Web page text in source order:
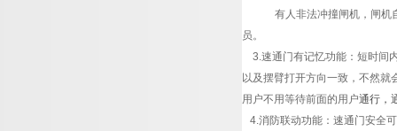
有人非法冲撞闸机，闸机
员。
3.速通门有记忆功能：短时间
以及摆臂打开方向一致，不然
用户不用等待前面的用户通行，
4.消防联动功能：速通门安全